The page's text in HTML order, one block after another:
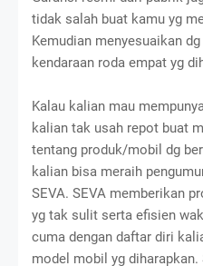
tidak salah buat kamu yg
Kemudian menyesuaikan
kendaraan roda empat yg
Kalau kalian mau
kalian tak usah repot buat
tentang produk/mobil dg
kalian bisa meraih
SEVA. SEVA memberikan
yg tak sulit serta efisien
cuma dengan daftar diri
model mobil yg diharapkan.